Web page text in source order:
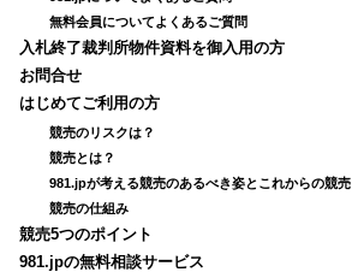
無料会員についてよくあるご質問
入札終了裁判所物件資料を御入用の方
お問合せ
はじめてご利用の方
競売のリスクは？
競売とは？
981.jpが考える競売のあるべき姿とこれからの競売
競売の仕組み
競売5つのポイント
981.jpの無料相談サービス